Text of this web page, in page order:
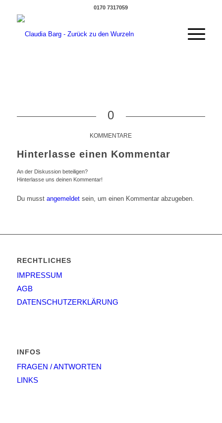
0170 7317059
0
KOMMENTARE
Hinterlasse einen Kommentar
An der Diskussion beteiligen?
Hinterlasse uns deinen Kommentar!
Du musst angemeldetsein, um einen Kommentar abzugeben.
RECHTLICHES
IMPRESSUM
AGB
DATENSCHUTZERKLÄRUNG
INFOS
FRAGEN / ANTWORTEN
LINKS